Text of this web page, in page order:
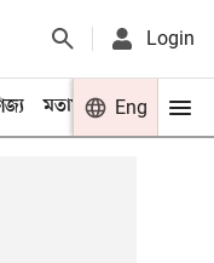
Login
মতামত খেলা
Eng